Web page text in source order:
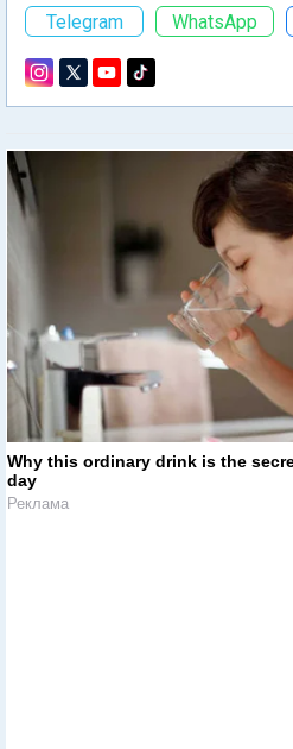
Telegram WhatsApp
Why this ordinary drink is the
day
Реклама